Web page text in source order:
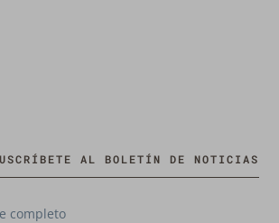
AL BOLETÍN DE NOTICIAS
completo